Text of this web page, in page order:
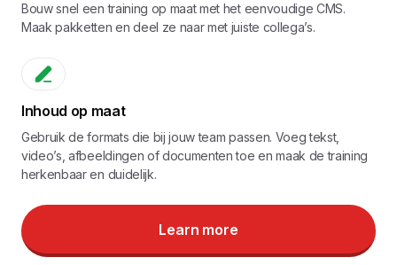
Bouw snel een training op maat met het eenvoudige CMS.
Maak pakketten en deel ze naar met juiste collega’s.
Inhoud op maat
Gebruik de formats die bij jouw team passen. Voeg tekst,
video’s, afbeeldingen of documenten toe en maak de training
herkenbaar en duidelijk.
Learn more